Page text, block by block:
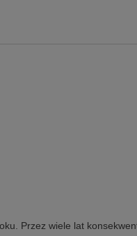
Przez wiele lat